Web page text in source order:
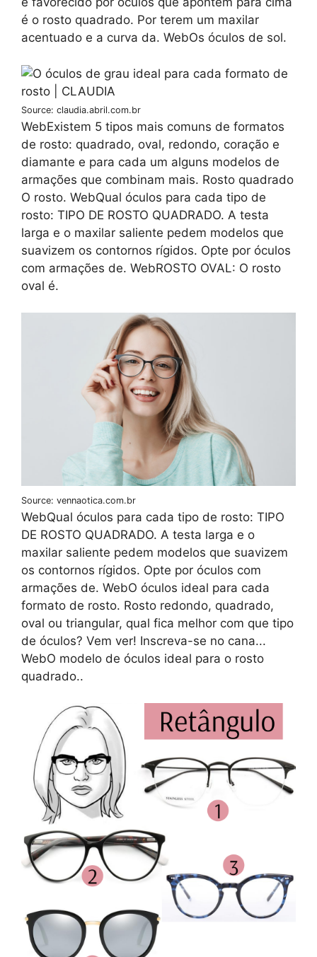
é o rosto quadrado. Por terem um maxilar
acentuado e a curva da. WebOs óculos de sol.
Source: claudia.abril.com.br
WebExistem 5 tipos mais comuns de formatos
de rosto: quadrado, oval, redondo, coração e
diamante e para cada um alguns modelos de
armações que combinam mais. Rosto quadrado
O rosto. WebQual óculos para cada tipo de
rosto: TIPO DE ROSTO QUADRADO. A testa
larga e o maxilar saliente pedem modelos que
suavizem os contornos rígidos. Opte por óculos
com armações de. WebROSTO OVAL: O rosto
oval é.
Source: vennaotica.com.br
WebQual óculos para cada tipo de rosto: TIPO
DE ROSTO QUADRADO. A testa larga e o
maxilar saliente pedem modelos que suavizem
os contornos rígidos. Opte por óculos com
armações de. WebO óculos ideal para cada
formato de rosto. Rosto redondo, quadrado,
oval ou triangular, qual fica melhor com que tipo
de óculos? Vem ver! Inscreva-se no cana...
WebO modelo de óculos ideal para o rosto
quadrado..